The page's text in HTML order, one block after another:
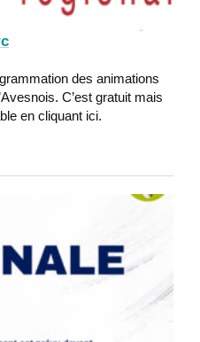
des animations
C’est gratuit mais
en cliquant ici.